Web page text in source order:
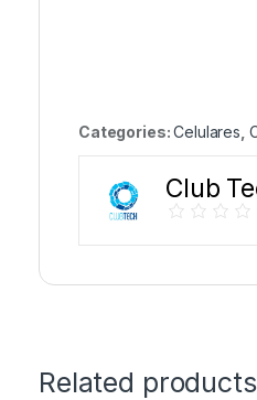
Categories:Celulares
Club
Related products